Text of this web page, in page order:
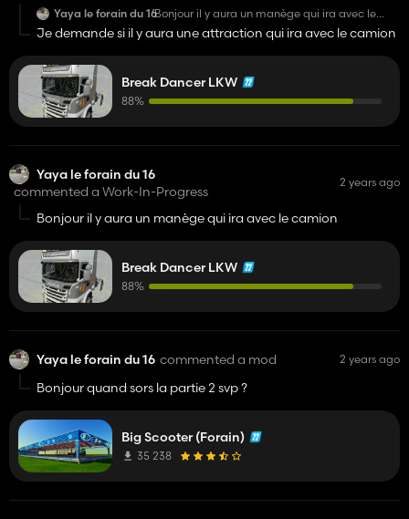
Yaya le forain du 16Bonjour il y aura un manège qui ira avec le
Je demande si il y aura une attraction qui ira avec le camion
Break Dancer LKW
88%
Yaya le forain du 16
commented a Work-In-Progress
2 years ago
Bonjour il y aura un manège qui ira avec le camion
Break Dancer LKW
88%
Yaya le forain du 16 commented a mod 2 years ago
Bonjour quand sors la partie 2 svp ?
Big Scooter (Forain)
35 238